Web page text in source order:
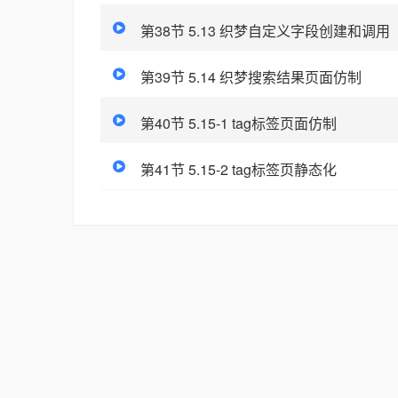
第38节 5.13 织梦自定义字段创建和调用
第39节 5.14 织梦搜索结果页面仿制
第40节 5.15-1 tag标签页面仿制
第41节 5.15-2 tag标签页静态化